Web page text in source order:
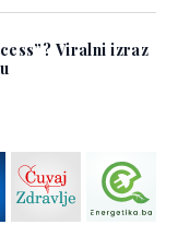
Viralni izraz